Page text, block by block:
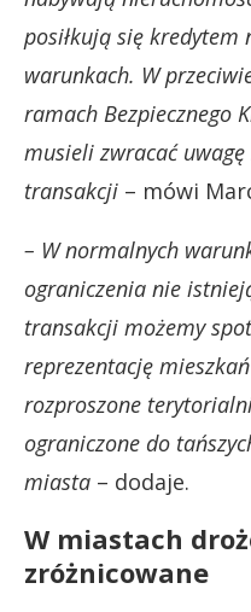
posiłkują się kredytem
warunkach. W
ramach Bezpiecznego
musieli zwracać
transakcji – mówi
– W normalnych
ograniczenia nie
transakcji możemy
reprezentację
rozproszone
ograniczone do
miasta – dodaje.
W miastach
zróżnicowane